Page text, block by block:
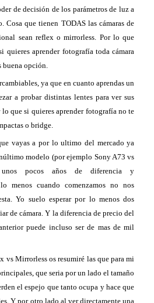
de decisión de los parámetros de luz a
Cosa que tienen TODAS las cámaras de
sean reflex o mirrorless. Por lo que
quieres aprender fotografía toda cámara
buena opción.
ya que en cuanto aprendas un
a probar distintas lentes para ver sus
que si quieres aprender fotografía no te
o bridge.
vayas a por lo ultimo del mercado ya
modelo (por ejemplo Sony A73 vs
pocos años de diferencia y
menos cuando comenzamos no nos
Yo suelo esperar por lo menos dos
de cámara. Y la diferencia de precio del
puede incluso ser de mas de mil
vs Mirrorless os resumiré las que para mi
que seria por un lado el tamaño
el espejo que tanto ocupa y hace que
Y por otro lado al ver directamente una